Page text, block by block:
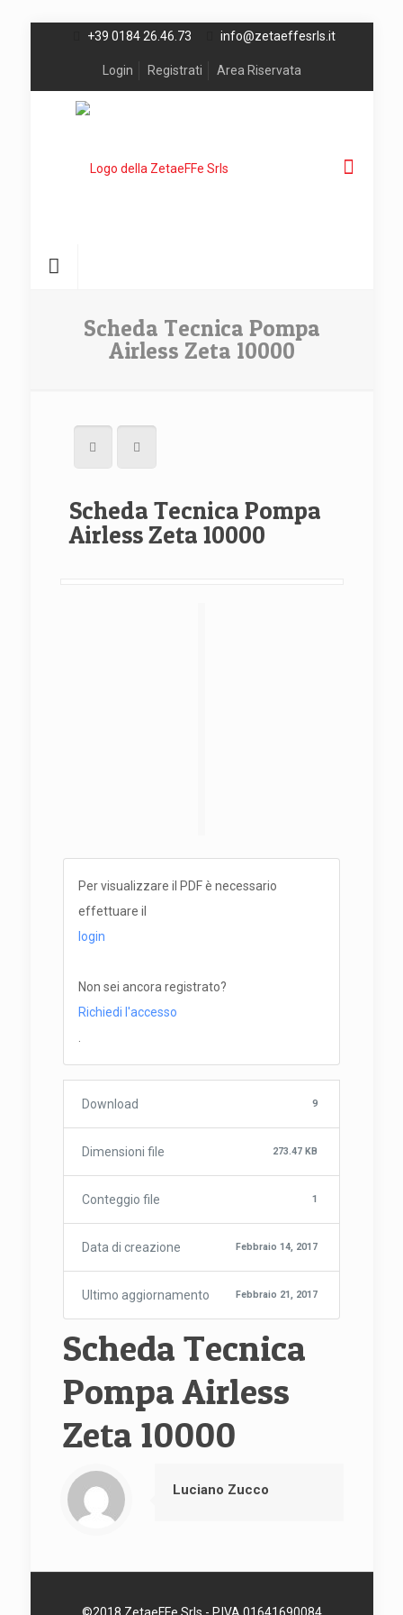
+39 0184 26.46.73 info@zetaeffesrls.it
Login Registrati Area Riservata
Scheda Tecnica Pompa
Airless Zeta 10000
Scheda Tecnica Pompa
Airless Zeta 10000
Per visualizzare il PDF è necessario
effettuare il
login
Non sei ancora registrato?
Richiedi l'accesso
Download 9
Dimensioni file 273.47 KB
Conteggio file 1
Data di creazione Febbraio 14, 2017
Ultimo aggiornamento Febbraio 21, 2017
Scheda Tecnica
Pompa Airless
Zeta 10000
Luciano Zucco